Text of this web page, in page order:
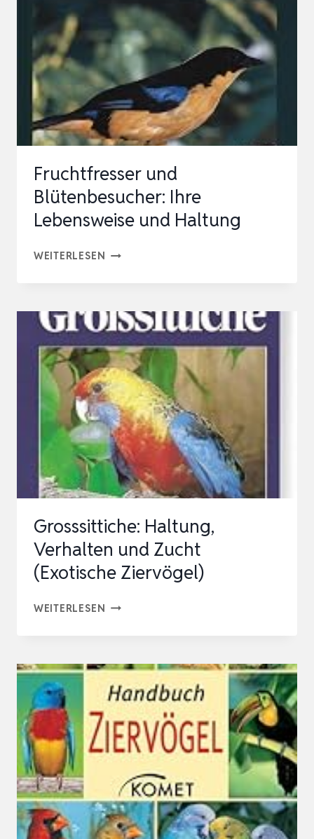
Fruchtfresser und
Blütenbesucher: Ihre
Lebensweise und Haltung
WEITERLESEN FRUCHTFRESSER
IHRE
LEBENSWEISE
UND
HALTUNG
Grosssittiche: Haltung,
Verhalten und Zucht
(Exotische Ziervögel)
WEITERLESEN GROSSSITTICHE:
UND
ZUCHT
(EXOTISCHE
ZIERVÖGEL)